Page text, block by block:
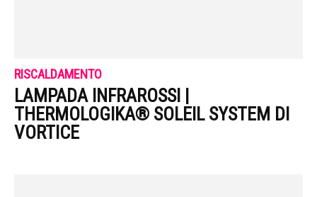
RISCALDAMENTO
LAMPADA INFRAROSSI |
THERMOLOGIKA® SOLEIL SYSTEM DI
VORTICE